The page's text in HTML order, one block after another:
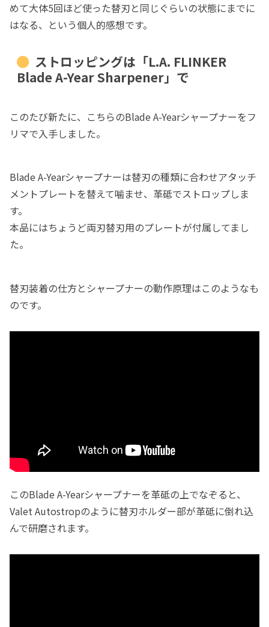
めて大体5回ほど使った替刃と同じぐらいの状態にまでに
はなる、という個人的感想です。
ストロッピングは「L.A. FLINKER
Blade A-Year Sharpener」で
このたび新たに、こちらのBlade A-Yearシャープナーをフ
リマで入手しました。
Blade A-Yearシャープナーは替刃の種類に合わせアタッチ
メントプレートを替えて噛ませ、革砥でストロップしま
す。
本品にはちょうど両刃替刃用のプレートが付属してまし
た。
替刃装着の仕方とシャープナーの動作原理はこのようなも
のです。
このBlade A-Yearシャープナーを革砥の上でなぞると、
Valet Autostropのように替刃ホルダー部が革砥に倒れ込
んで研磨されます。